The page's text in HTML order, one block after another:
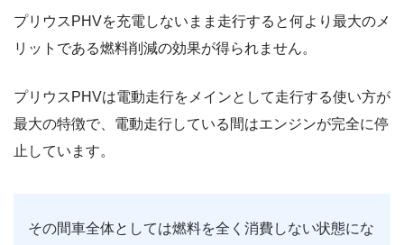
プリウスPHVを充電しないまま走行すると何より最大のメ
リットである燃料削減の効果が得られません。
プリウスPHVは電動走行をメインとして走行する使い方が
最大の特徴で、電動走行している間はエンジンが完全に停
止しています。
その間車全体としては燃料を全く消費しない状態にな